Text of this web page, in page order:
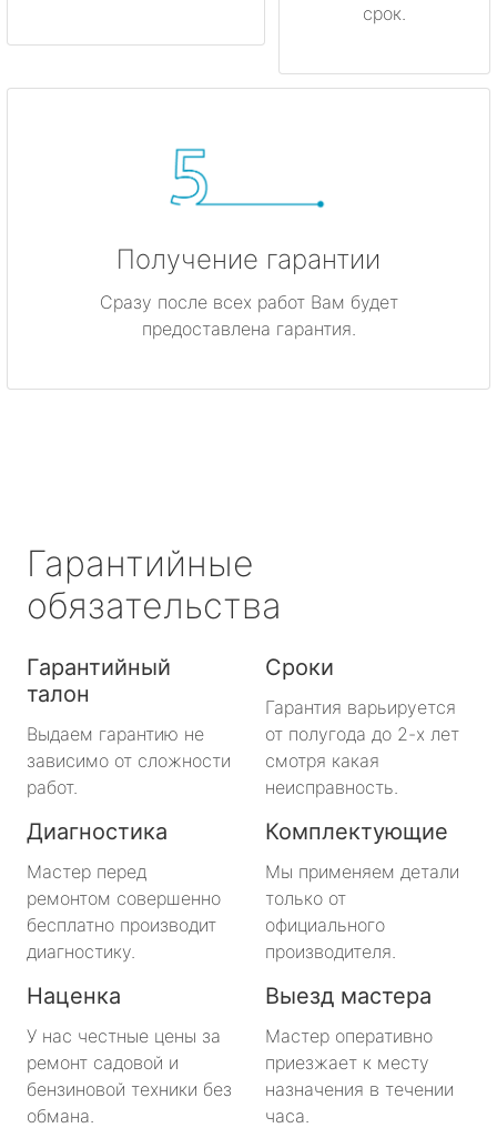
срок.
Получение гарантии
Сразу после всех работ Вам будет
предоставлена гарантия.
Гарантийные
обязательства
Гарантийный
талон
Выдаем гарантию не
зависимо от сложности
работ.
Сроки
Гарантия варьируется
от полугода до 2-х лет
смотря какая
неисправность.
Диагностика
Мастер перед
ремонтом совершенно
бесплатно производит
диагностику.
Комплектующие
Мы применяем детали
только от
официального
производителя.
Наценка
У нас честные цены за
ремонт садовой и
бензиновой техники без
обмана.
Выезд мастера
Мастер оперативно
приезжает к месту
назначения в течении
часа.